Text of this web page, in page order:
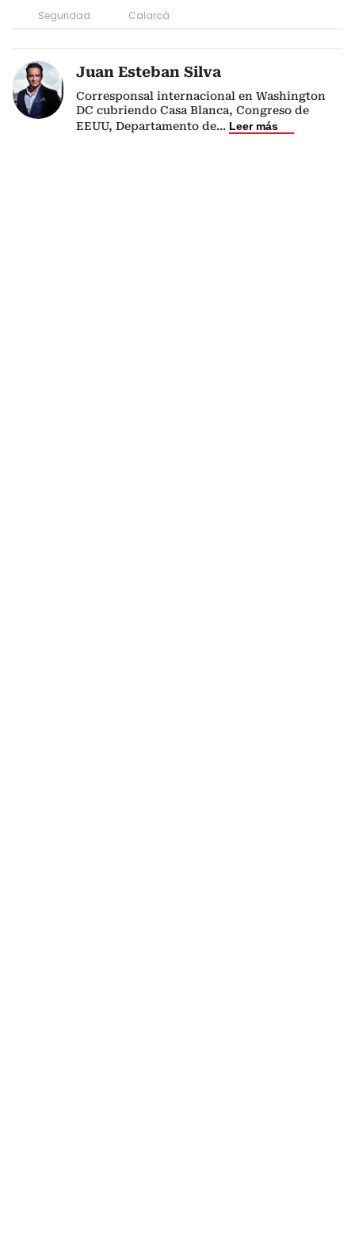
Seguridad
Calarcá
Juan Esteban Silva
Corresponsal internacional en Washington
DC cubriendo Casa Blanca, Congreso de
EEUU, Departamento de... Leer más